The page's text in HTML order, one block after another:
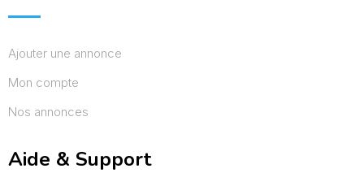
Ajouter une annonce
Mon compte
Nos annonces
Aide & Support